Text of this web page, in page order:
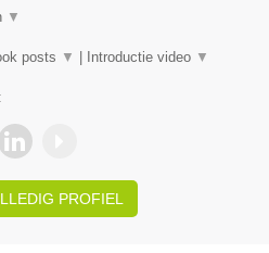
▼
posts ▼ Introductie video ▼
PROFIEL